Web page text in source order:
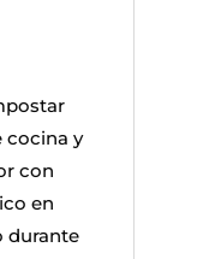
cocina y
con
en
durante